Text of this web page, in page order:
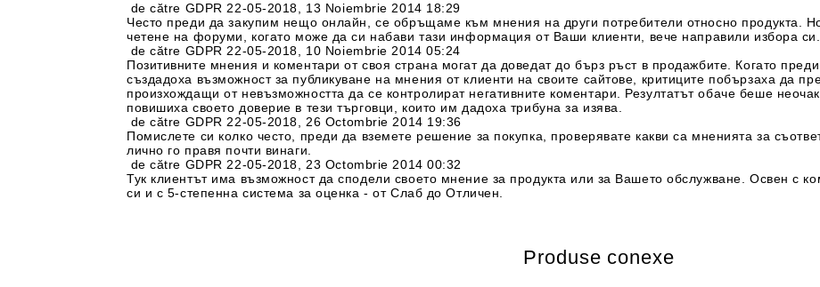
de către GDPR 22-05-2018
13 Noiembrie 2014 18:29
Често преди да закупим нещо онлайн, се обръщаме към мнения на други потребители относно продукта.
четене на форуми, когато може да си набави тази информация от Ваши клиенти, вече направили избора си.
de către GDPR 22-05-2018
10 Noiembrie 2014 05:24
Позитивните мнения и коментари от своя страна могат да доведат до бърз ръст в продажбите. Когато
създадоха възможност за публикуване на мнения от клиенти на своите сайтове, критиците побързаха да
произхождащи от невъзможността да се контролират негативните коментари. Резултатът обаче беше
повишиха своето доверие в тези търговци, които им дадоха трибуна за изява.
de către GDPR 22-05-2018
26 Octombrie 2014 19:36
Помислете си колко често, преди да вземете решение за покупка, проверявате какви са мненията за
лично го правя почти винаги.
de către GDPR 22-05-2018
23 Octombrie 2014 00:32
Тук клиентът има възможност да сподели своето мнение за продукта или за Вашето обслужване. Освен с
си и с 5-степенна система за оценка - от Слаб до Отличен.
Produse conexe